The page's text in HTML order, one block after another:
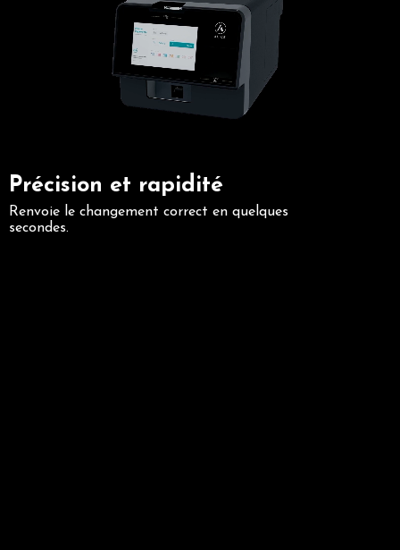
Précision et rapidité
Renvoie le changement correct en quelques
secondes.
Plus qu'une machine, ALICE est l'élément
qui manque à votre équipe.